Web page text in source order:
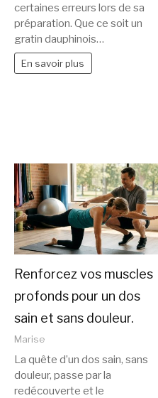
certaines erreurs lors de sa
préparation. Que ce soit un
gratin dauphinois…
En savoir plus
Renforcez vos muscles
profonds pour un dos
sain et sans douleur.
Marise
La quête d’un dos sain, sans
douleur, passe par la
redécouverte et le